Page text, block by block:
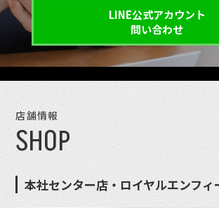
LINE公式アカウント
問い合わせ
店舗情報
SHOP
本社センター店・ロイヤルエンフィ